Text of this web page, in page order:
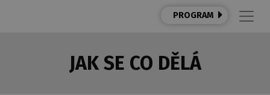
PROGRAM
JAK SE CO DĚLÁ